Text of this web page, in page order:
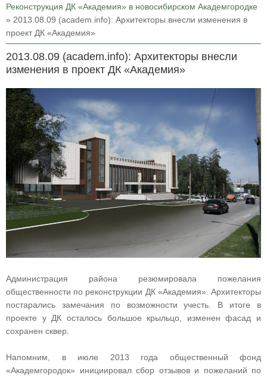
Реконструкция ДК «Академия» в новосибирском Академгородке
» 2013.08.09 (academ.info): Архитекторы внесли изменения в
проект ДК «Академия»
2013.08.09 (academ.info): Архитекторы внесли
изменения в проект ДК «Академия»
Администрация района резюмировала пожелания
общественности по реконструкции ДК «Академия». Архитекторы
постарались замечания по возможности учесть. В итоге в
проекте у ДК осталось большое крыльцо, изменен фасад и
сохранен сквер.
Напомним, в июле 2013 года общественный фонд
«Академгородок» инициировал сбор отзывов и пожеланий по